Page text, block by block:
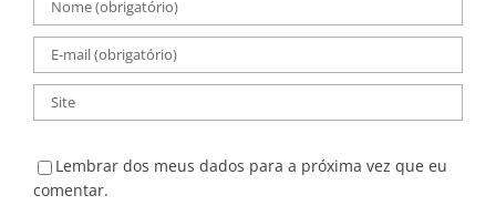
Lembrar dos meus dados para a próxima vez que eu
comentar.